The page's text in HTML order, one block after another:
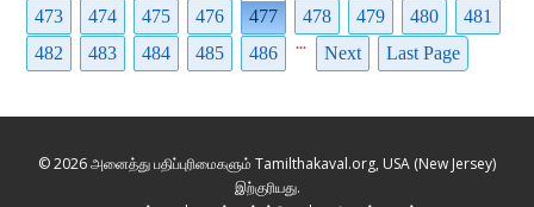
473
474 475 476 477 478 479 480
481
482
483 484 485 486 ... Next Last Page
© 2026 அனைத்து பதிப்புரிமைகளும் Tamilthakaval.org, USA (New Jersey)
இற்குரியது.